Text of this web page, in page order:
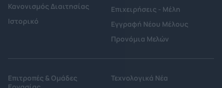
Κανονισμός Διαιτησίας
Ιστορικό
Επιχειρήσεις - Μέλη
Εγγραφή Νέου Μέλους
Προνόμια Μελών
Επιτροπές & Ομάδες
Τεχνολογικά Νέα